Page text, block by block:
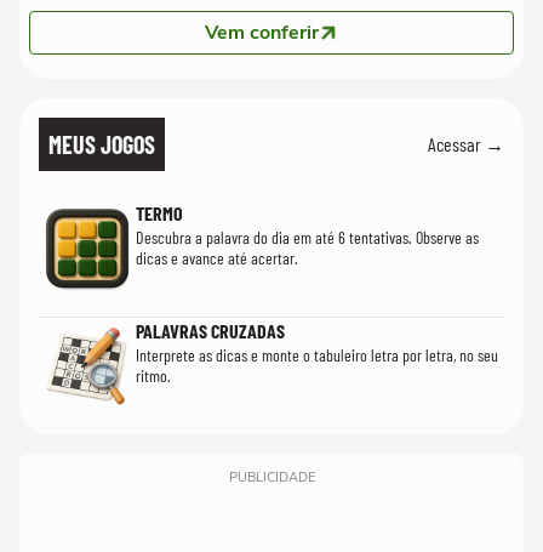
Vem conferir
MEUS JOGOS Acessar →
TERMO
Descubra a palavra do dia em até 6 tentativas. Observe as
dicas e avance até acertar.
PALAVRAS CRUZADAS
Interprete as dicas e monte o tabuleiro letra por letra, no seu
ritmo.
PUBLICIDADE